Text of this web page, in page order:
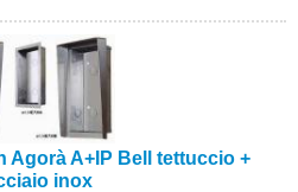
Agorà A+IP Bell tettuccio +
inox